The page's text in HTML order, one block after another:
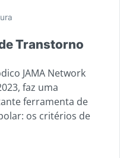
Transtorno
JAMA Network
faz uma
ferramenta de
os critérios de